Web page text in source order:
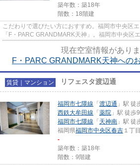
築年数：築18年
階数：18階建
こだわりで選びたい方におすすめ。福岡市中央区
「F・PARC GRANDMARK天神」。福岡市中央区
地も快適な「F・PARC GRANDMARK天神...
現在空室情報がありま
F・PARC GRANDMARK天神への
賃貸｜マンション リフェスタ渡辺通
福岡市七隈線 「渡辺通 」駅 徒
西鉄大牟田線 「薬院 」駅 徒歩
福岡市七隈線 「天神南 」駅 徒
福岡県福岡市中央区春吉 １丁
-
築年数：築18年
階数：9階建